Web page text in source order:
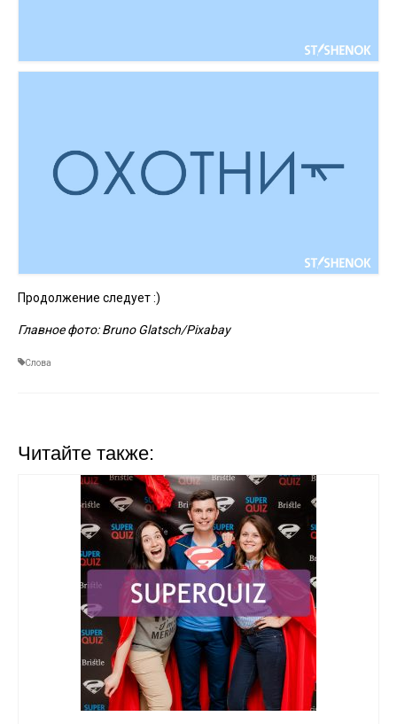
Продолжение следует :)
Главное фото: Bruno Glatsch/Pixabay
Слова
Читайте также: